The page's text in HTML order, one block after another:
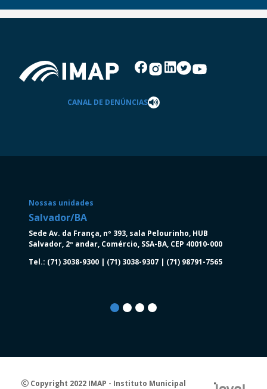
CANAL DE DENÚNCIAS
Nossas unidades
Salvador/BA
Sede Av. da França, nº 393, sala Pelourinho, HUB
Salvador, 2º andar, Comércio, SSA-BA, CEP 40010-000
Tel.: (71) 3038-9300 | (71) 3038-9307 | (71) 98791-7565
Copyright 2022 IMAP - Instituto Municipal